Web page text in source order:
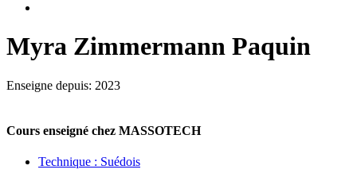
Myra Zimmermann Paquin
Enseigne depuis: 2023
Cours enseigné chez MASSOTECH
Technique : Suédois